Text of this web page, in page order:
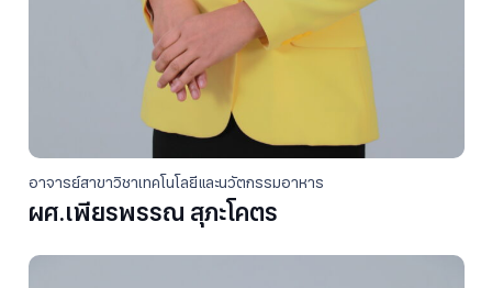
อาจารย์สาขาวิชาเทคโนโลยีและนวัตกรรมอาหาร
ผศ.เพียรพรรณ สุภะโคตร